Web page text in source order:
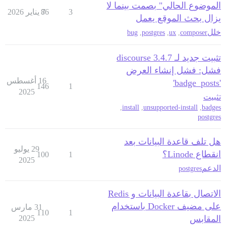
الموضوع الحالي" بصمت بينما لا
يزال بحث الموقع يعمل
خللcomposer
ux
postgres
bug
3
86
7 يناير 2026
تثبيت جديد لـ discourse 3.4.7
فشل: فشل إنشاء العرض
'badge_posts'
تثبيت
badges
,
unsupported-install
,
install
,
postgres
1
146
16 أغسطس
2025
هل تلف قاعدة البيانات بعد
انقطاع Linode؟
الدعمpostgres
1
100
29 يوليو
2025
الاتصال بقاعدة البيانات و Redis
على مضيف Docker باستخدام
المقابس
1
110
31 مارس
2025